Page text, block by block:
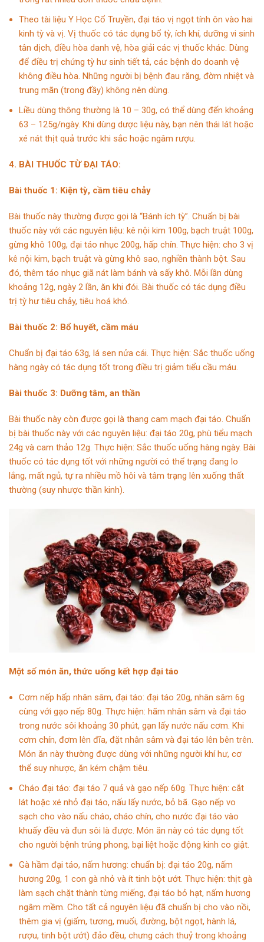
Theo tài liệu Y Học Cổ Truyền, đại táo vị ngọt tính ôn vào hai
kinh tỳ và vị. Vị thuốc có tác dụng bổ tỳ, ích khí, dưỡng vi sinh
tân dịch, điều hòa danh vệ, hòa giải các vị thuốc khác. Dùng
để điều trị chứng tỳ hư sinh tiết tả, các bệnh do doanh vệ
không điều hòa. Những người bị bệnh đau răng, đờm nhiệt và
trung mãn (trong đầy) không nên dùng.
Liều dùng thông thường là 10 – 30g, có thể dùng đến khoảng
63 – 125g/ngày. Khi dùng dược liệu này, bạn nên thái lát hoặc
xé nát thịt quả trước khi sắc hoặc ngâm rượu.
4. BÀI THUỐC TỪ ĐẠI TÁO:
Bài thuốc 1: Kiện tỳ, cầm tiêu chảy
Bài thuốc này thường được gọi là “Bánh ích tỳ”. Chuẩn bị bài
thuốc này với các nguyên liệu: kê nội kim 100g, bạch truật 100g,
gừng khô 100g, đại táo nhục 200g, hấp chín. Thực hiện: cho 3 vị
kê nội kim, bạch truật và gừng khô sao, nghiền thành bột. Sau
đó, thêm táo nhục giã nát làm bánh và sấy khô. Mỗi lần dùng
khoảng 12g, ngày 2 lần, ăn khi đói. Bài thuốc có tác dụng điều
trị tỳ hư tiêu chảy, tiêu hoá khó.
Bài thuốc 2: Bổ huyết, cầm máu
Chuẩn bị đại táo 63g, lá sen nửa cái. Thực hiện: Sắc thuốc uống
hàng ngày có tác dụng tốt trong điều trị giảm tiểu cầu máu.
Bài thuốc 3: Dưỡng tâm, an thần
Bài thuốc này còn được gọi là thang cam mạch đại táo. Chuẩn
bị bài thuốc này với các nguyên liệu: đại táo 20g, phù tiểu mạch
24g và cam thảo 12g. Thực hiện: Sắc thuốc uống hàng ngày. Bài
thuốc có tác dụng tốt với những người có thể trạng đang lo
lắng, mất ngủ, tự ra nhiều mồ hôi và tâm trạng lên xuống thất
thường (suy nhược thần kinh).
Một số món ăn, thức uống kết hợp đại táo
Cơm nếp hấp nhân sâm, đại táo: đại táo 20g, nhân sâm 6g
cùng với gạo nếp 80g. Thực hiện: hãm nhân sâm và đại táo
trong nước sôi khoảng 30 phút, gạn lấy nước nấu cơm. Khi
cơm chín, đơm lên đĩa, đặt nhân sâm và đại táo lên bên trên.
Món ăn này thường được dùng với những người khí hư, cơ
thể suy nhược, ăn kém chậm tiêu.
Cháo đại táo: đại táo 7 quả và gạo nếp 60g. Thực hiện: cắt
lát hoặc xé nhỏ đại táo, nấu lấy nước, bỏ bã. Gạo nếp vo
sạch cho vào nấu cháo, cháo chín, cho nước đại táo vào
khuấy đều và đun sôi là được. Món ăn này có tác dụng tốt
cho người bệnh trúng phong, bại liệt hoặc động kinh co giật.
Gà hầm đại táo, nấm hương: chuẩn bị: đại táo 20g, nấm
hương 20g, 1 con gà nhỏ và ít tinh bột ướt. Thực hiện: thịt gà
làm sạch chặt thành từng miếng, đại táo bỏ hạt, nấm hương
ngâm mềm. Cho tất cả nguyên liệu đã chuẩn bị cho vào nồi,
thêm gia vị (giấm, tương, muối, đường, bột ngọt, hành lá,
rượu, tinh bột ướt) đảo đều, chưng cách thuỷ trong khoảng